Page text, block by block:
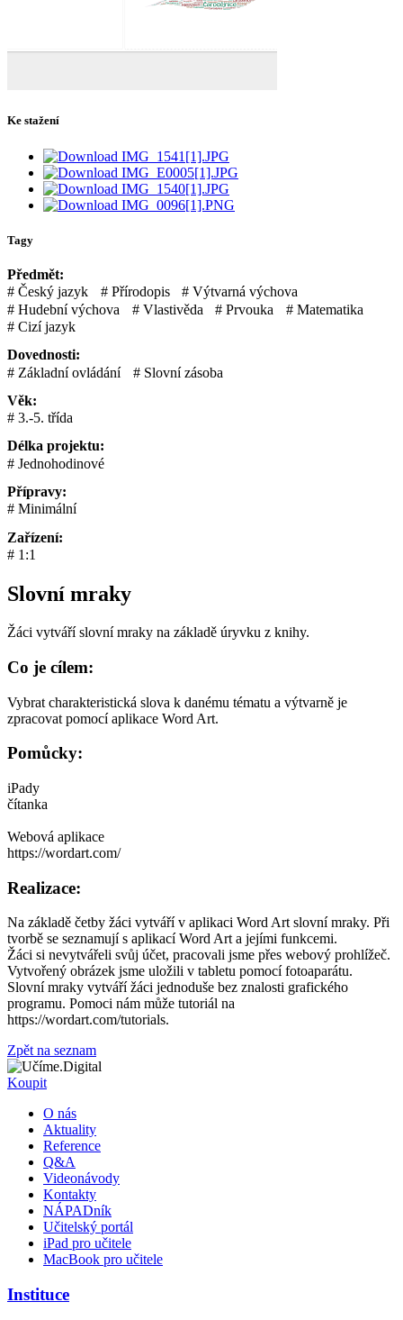
Ke stažení
IMG_1541[1].JPG
IMG_E0005[1].JPG
IMG_1540[1].JPG
IMG_0096[1].PNG
Tagy
Předmět:
Český jazyk
Přírodopis
Výtvarná výchova
Hudební výchova
Vlastivěda Prvouka
Matematika
Cizí jazyk
Dovednosti:
Základní ovládání
Slovní zásoba
Věk:
3.-5. třída
Délka projektu:
Jednohodinové
Přípravy:
Minimální
Zařízení:
1:1
Slovní mraky
Žáci vytváří slovní mraky na základě úryvku z knihy.
Co je cílem:
Vybrat charakteristická slova k danému tématu a výtvarně je
zpracovat pomocí aplikace Word Art.
Pomůcky:
iPady
čítanka
Webová aplikace
https://wordart.com/
Realizace:
Na základě četby žáci vytváří v aplikaci Word Art slovní mraky. Při
tvorbě se seznamují s aplikací Word Art a jejími funkcemi.
Žáci si nevytvářeli svůj účet, pracovali jsme přes webový prohlížeč.
Vytvořený obrázek jsme uložili v tabletu pomocí fotoaparátu.
Slovní mraky vytváří žáci jednoduše bez znalosti grafického
programu. Pomoci nám může tutoriál na
https://wordart.com/tutorials.
Zpět na seznam
Koupit
O nás
Aktuality
Reference
Q&A
Videonávody
Kontakty
NÁPADník
Učitelský portál
iPad pro učitele
MacBook pro učitele
Instituce